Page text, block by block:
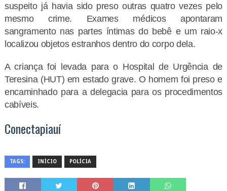
suspeito já havia sido preso outras quatro vezes pelo
mesmo crime. Exames médicos apontaram
sangramento nas partes íntimas do bebê e um raio-x
localizou objetos estranhos dentro do corpo dela.
A criança foi levada para o Hospital de Urgência de
Teresina (HUT) em estado grave. O homem foi preso e
encaminhado para a delegacia para os procedimentos
cabíveis.
Conectapiauí
TAGS: INÍCIO POLÍCIA